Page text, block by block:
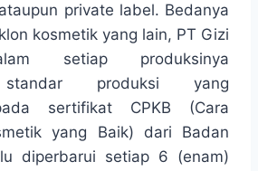
private label. Bedanya
kosmetik yang lain, PT Gizi
setiap produksinya
standar produksi yang
sertifikat CPKB (Cara
yang Baik) dari Badan
diperbarui setiap 6 (enam)